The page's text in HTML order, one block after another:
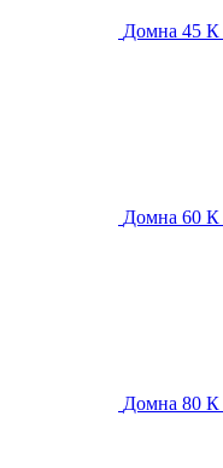
Домна 45 К
Домна 60 К
Домна 80 К